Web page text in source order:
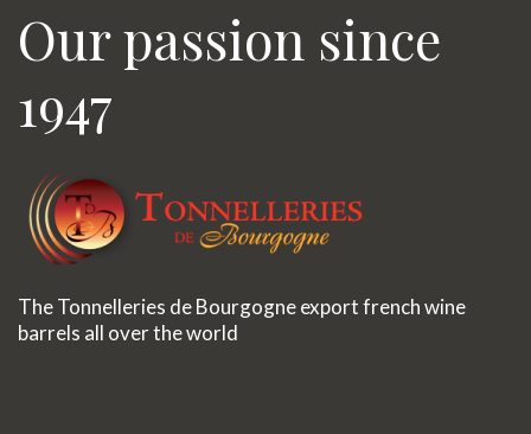
Our passion since
1947
The Tonnelleries de Bourgogne export french wine
barrels all over the world